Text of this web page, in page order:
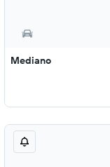
Mediano